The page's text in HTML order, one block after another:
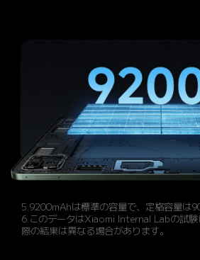
5.9200mAhは標準の容量で、定格容量は
6.このデータはXiaomi Internal Labの試験
際の結果は異なる場合があります。